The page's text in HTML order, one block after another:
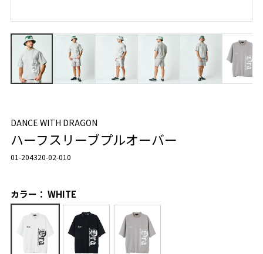
DANCE WITH DRAGON
ハーフスリーブプルオーバー
01-204320-02-010
カラー： WHITE